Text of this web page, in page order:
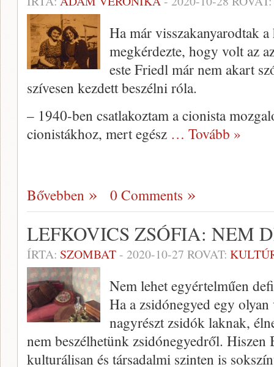
Ha már visszakanyarodtak
megkérdezte, hogy volt az
este Friedl már nem akart
szívesen kezdett beszélni róla.
– 1940-ben csatlakoztam a cionista
cionistákhoz, mert egész … Tovább »
Bővebben 0 Comments
LEFKOVICS ZSÓFIA: NEM
ÍRTA: SZOMBAT- 2020-10-27 ROVAT:
Nem lehet egyértelműen
Ha a zsidónegyed egy
nagyrészt zsidók laknak,
nem beszélhetünk zsidónegyedről. Hiszen
kulturálisan és társadalmi szinten is